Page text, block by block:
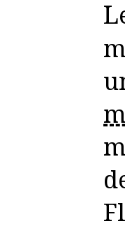
Les alchimistes trouvèrent des